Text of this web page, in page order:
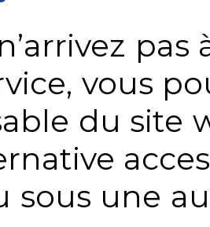
vous
du site
sous une